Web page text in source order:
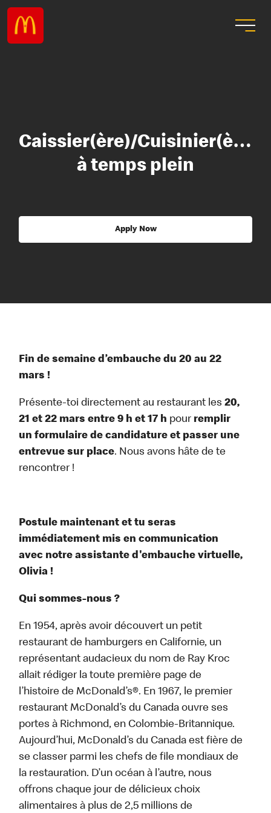
Caissier(ère)/Cuisinier(ère)
à temps plein
Apply Now
Fin de semaine d’embauche du 20 au 22
mars !
Présente-toi directement au restaurant les20,
21 et 22 mars entre 9 h et 17 h pour remplir
un formulaire de candidature et passer une
entrevue sur place. Nous avons hâte de te
rencontrer !
Postule maintenant et tu seras
immédiatement mis en communication
avec notre assistante d'embauche virtuelle,
Olivia !
Qui sommes-nous ?
En 1954, après avoir découvert un petit
restaurant de hamburgers en Californie, un
représentant audacieux du nom de Ray Kroc
allait rédiger la toute première page de
l’histoire de McDonald’s®. En 1967, le premier
restaurant McDonald’s du Canada ouvre ses
portes à Richmond, en Colombie-Britannique.
Aujourd’hui, McDonald’s du Canada est fière de
se classer parmi les chefs de file mondiaux de
la restauration. D’un océan à l’autre, nous
offrons chaque jour de délicieux choix
alimentaires à plus de 2,5 millions de